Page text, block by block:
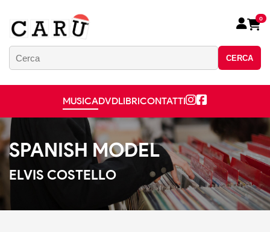
CERCA
0
MUSICADVDLIBRICONTATTI
SPANISH MODEL
ELVIS COSTELLO